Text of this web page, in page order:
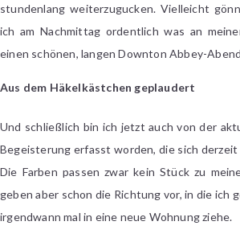
stundenlang weiterzugucken. Vielleicht
ich am Nachmittag ordentlich was an
einen schönen, langen Downton Abbey-
Aus dem Häkelkästchen geplaudert
Und schließlich bin ich jetzt auch von der
Begeisterung erfasst worden, die sich
Die Farben passen zwar kein Stück zu
geben aber schon die Richtung vor, in die ich
irgendwann mal in eine neue Wohnung ziehe.